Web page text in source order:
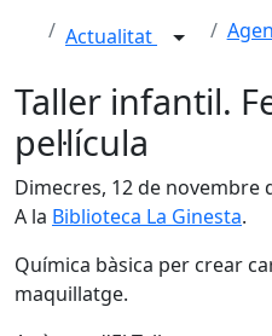
Actualitat
Taller infantil.
pel·lícula
Dimecres, 12 de novembre
A la Biblioteca La Ginesta.
Química bàsica per crear
maquillatge.